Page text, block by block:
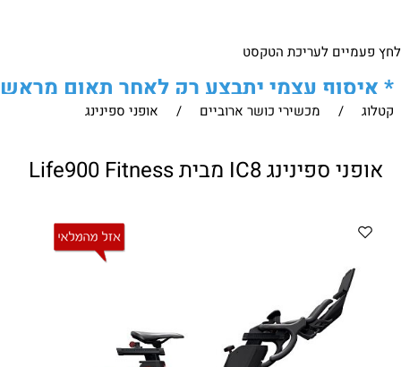
לחץ פעמיים לעריכת הטקסט
* איסוף עצמי יתבצע רק לאחר תאום מראש
של הלקוח מול נציגנו
ווטצאפ(הודעות בלבד):
052-8059900
מענה טלפוני:
04-8411010
לחיצת כפתור
דוא"ל:citysport1@013.net
citysport2@013.net
קטלוג / מכשירי כושר ארוביים / אופני ספינינג
אופני ספינינג IC8 מבית Life900 Fitness